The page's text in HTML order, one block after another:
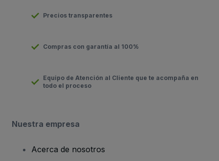
Precios transparentes
Compras con garantía al 100%
Equipo de Atención al Cliente que te acompaña en
todo el proceso
Nuestra empresa
Acerca de nosotros